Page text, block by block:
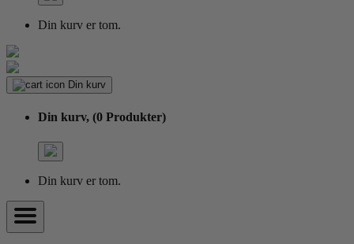
Din kurv er tom.
Din kurv
Din kurv, (0 Produkter)
Din kurv er tom.